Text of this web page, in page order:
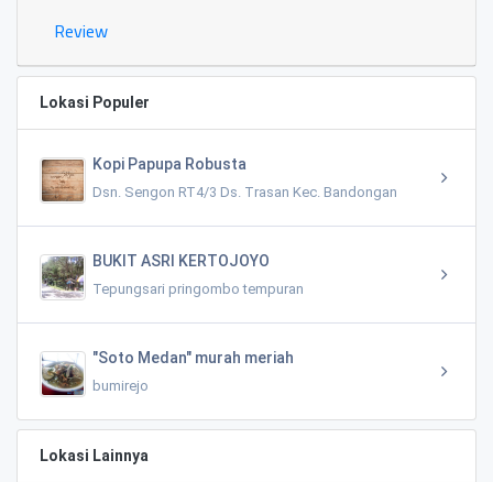
Review
Lokasi Populer
Kopi Papupa Robusta
Dsn. Sengon RT4/3 Ds. Trasan Kec. Bandongan
BUKIT ASRI KERTOJOYO
Tepungsari pringombo tempuran
"Soto Medan" murah meriah
bumirejo
Lokasi Lainnya